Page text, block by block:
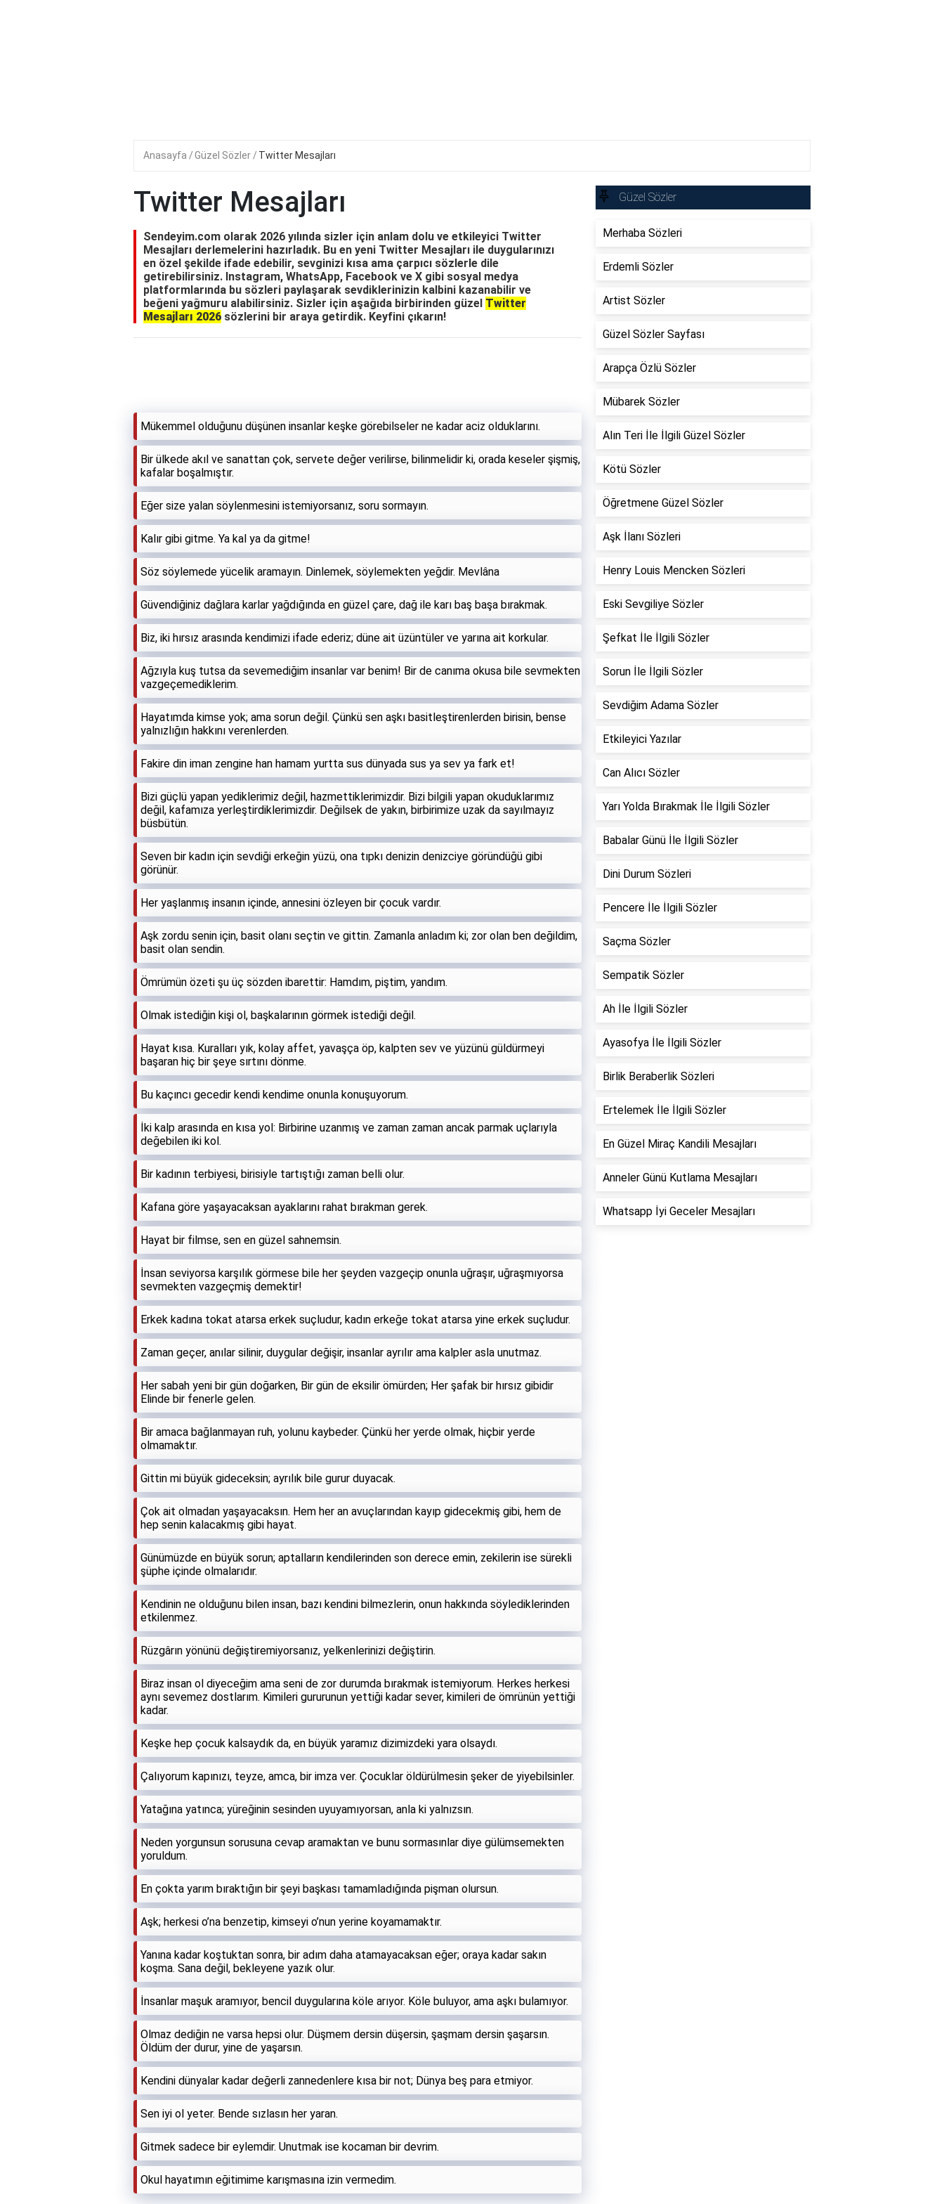
Anasayfa Güzel Sözler Twitter Mesajları
Twitter Mesajları
Sendeyim.com olarak 2026 yılında sizler için anlam dolu ve etkileyici Twitter
Mesajları derlemelerini hazırladık. Bu en yeni Twitter Mesajları ile duygularınızı
en özel şekilde ifade edebilir, sevginizi kısa ama çarpıcı sözlerle dile
getirebilirsiniz. Instagram, WhatsApp, Facebook ve X gibi sosyal medya
platformlarında bu sözleri paylaşarak sevdiklerinizin kalbini kazanabilir ve
beğeni yağmuru alabilirsiniz. Sizler için aşağıda birbirinden güzel Twitter
Mesajları 2026 sözlerini bir araya getirdik. Keyfini çıkarın!
Mükemmel olduğunu düşünen insanlar keşke görebilseler ne kadar aciz olduklarını.
Bir ülkede akıl ve sanattan çok, servete değer verilirse, bilinmelidir ki, orada keseler şişmiş,
kafalar boşalmıştır.
Eğer size yalan söylenmesini istemiyorsanız, soru sormayın.
Kalır gibi gitme. Ya kal ya da gitme!
Söz söylemede yücelik aramayın. Dinlemek, söylemekten yeğdir. Mevlâna
Güvendiğiniz dağlara karlar yağdığında en güzel çare, dağ ile karı baş başa bırakmak.
Biz, iki hırsız arasında kendimizi ifade ederiz; düne ait üzüntüler ve yarına ait korkular.
Ağzıyla kuş tutsa da sevemediğim insanlar var benim! Bir de canıma okusa bile sevmekten
vazgeçemediklerim.
Hayatımda kimse yok; ama sorun değil. Çünkü sen aşkı basitleştirenlerden birisin, bense
yalnızlığın hakkını verenlerden.
Fakire din iman zengine han hamam yurtta sus dünyada sus ya sev ya fark et!
Bizi güçlü yapan yediklerimiz değil, hazmettiklerimizdir. Bizi bilgili yapan okuduklarımız
değil, kafamıza yerleştirdiklerimizdir. Değilsek de yakın, birbirimize uzak da sayılmayız
büsbütün.
Seven bir kadın için sevdiği erkeğin yüzü, ona tıpkı denizin denizciye göründüğü gibi
görünür.
Her yaşlanmış insanın içinde, annesini özleyen bir çocuk vardır.
Aşk zordu senin için, basit olanı seçtin ve gittin. Zamanla anladım ki; zor olan ben değildim,
basit olan sendin.
Ömrümün özeti şu üç sözden ibarettir: Hamdım, piştim, yandım.
Olmak istediğin kişi ol, başkalarının görmek istediği değil.
Hayat kısa. Kuralları yık, kolay affet, yavaşça öp, kalpten sev ve yüzünü güldürmeyi
başaran hiç bir şeye sırtını dönme.
Bu kaçıncı gecedir kendi kendime onunla konuşuyorum.
İki kalp arasında en kısa yol: Birbirine uzanmış ve zaman zaman ancak parmak uçlarıyla
değebilen iki kol.
Bir kadının terbiyesi, birisiyle tartıştığı zaman belli olur.
Kafana göre yaşayacaksan ayaklarını rahat bırakman gerek.
Hayat bir filmse, sen en güzel sahnemsin.
İnsan seviyorsa karşılık görmese bile her şeyden vazgeçip onunla uğraşır, uğraşmıyorsa
sevmekten vazgeçmiş demektir!
Erkek kadına tokat atarsa erkek suçludur, kadın erkeğe tokat atarsa yine erkek suçludur.
Zaman geçer, anılar silinir, duygular değişir, insanlar ayrılır ama kalpler asla unutmaz.
Her sabah yeni bir gün doğarken, Bir gün de eksilir ömürden; Her şafak bir hırsız gibidir
Elinde bir fenerle gelen.
Bir amaca bağlanmayan ruh, yolunu kaybeder. Çünkü her yerde olmak, hiçbir yerde
olmamaktır.
Gittin mi büyük gideceksin; ayrılık bile gurur duyacak.
Çok ait olmadan yaşayacaksın. Hem her an avuçlarından kayıp gidecekmiş gibi, hem de
hep senin kalacakmış gibi hayat.
Günümüzde en büyük sorun; aptalların kendilerinden son derece emin, zekilerin ise sürekli
şüphe içinde olmalarıdır.
Kendinin ne olduğunu bilen insan, bazı kendini bilmezlerin, onun hakkında söylediklerinden
etkilenmez.
Rüzgârın yönünü değiştiremiyorsanız, yelkenlerinizi değiştirin.
Biraz insan ol diyeceğim ama seni de zor durumda bırakmak istemiyorum. Herkes herkesi
aynı sevemez dostlarım. Kimileri gururunun yettiği kadar sever, kimileri de ömrünün yettiği
kadar.
Keşke hep çocuk kalsaydık da, en büyük yaramız dizimizdeki yara olsaydı.
Çalıyorum kapınızı, teyze, amca, bir imza ver. Çocuklar öldürülmesin şeker de yiyebilsinler.
Yatağına yatınca; yüreğinin sesinden uyuyamıyorsan, anla ki yalnızsın.
Neden yorgunsun sorusuna cevap aramaktan ve bunu sormasınlar diye gülümsemekten
yoruldum.
En çokta yarım bıraktığın bir şeyi başkası tamamladığında pişman olursun.
Aşk; herkesi o’na benzetip, kimseyi o’nun yerine koyamamaktır.
Yanına kadar koştuktan sonra, bir adım daha atamayacaksan eğer; oraya kadar sakın
koşma. Sana değil, bekleyene yazık olur.
İnsanlar maşuk aramıyor, bencil duygularına köle arıyor. Köle buluyor, ama aşkı bulamıyor.
Olmaz dediğin ne varsa hepsi olur. Düşmem dersin düşersin, şaşmam dersin şaşarsın.
Öldüm der durur, yine de yaşarsın.
Kendini dünyalar kadar değerli zannedenlere kısa bir not; Dünya beş para etmiyor.
Sen iyi ol yeter. Bende sızlasın her yaran.
Gitmek sadece bir eylemdir. Unutmak ise kocaman bir devrim.
Okul hayatımın eğitimime karışmasına izin vermedim.
Güzel Sözler
Merhaba Sözleri
Erdemli Sözler
Artist Sözler
Güzel Sözler Sayfası
Arapça Özlü Sözler
Mübarek Sözler
Alın Teri İle İlgili Güzel Sözler
Kötü Sözler
Öğretmene Güzel Sözler
Aşk İlanı Sözleri
Henry Louis Mencken Sözleri
Eski Sevgiliye Sözler
Şefkat İle İlgili Sözler
Sorun İle İlgili Sözler
Sevdiğim Adama Sözler
Etkileyici Yazılar
Can Alıcı Sözler
Yarı Yolda Bırakmak İle İlgili Sözler
Babalar Günü İle İlgili Sözler
Dini Durum Sözleri
Pencere İle İlgili Sözler
Saçma Sözler
Sempatik Sözler
Ah İle İlgili Sözler
Ayasofya İle İlgili Sözler
Birlik Beraberlik Sözleri
Ertelemek İle İlgili Sözler
En Güzel Miraç Kandili Mesajları
Anneler Günü Kutlama Mesajları
Whatsapp İyi Geceler Mesajları